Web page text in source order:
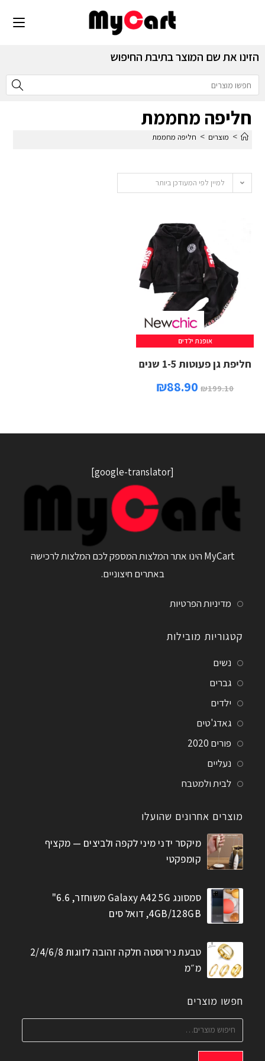
הזינו את שם המוצר בתיבת החיפוש
חליפה מחממת
> מוצרים > חליפה מחממת
למיין לפי המעודכן ביותר
אופנת ילדים
חליפת גן פעוטות 1-5 שנים
₪199.10
₪88.90
[google-translator]
MyCart הינו אתר המלצות המספק לכם המלצות לרכישה
באתרים חיצוניים.
מדיניות הפרטיות
קטגוריות מובילות
נשים
גברים
ילדים
גאדג'טים
פורים 2020
נעליים
לבית ולמטבח
מוצרים אחרונים שהועלו
מיקסר ידני מיני לקפה ולביצים — מקציף
קומפקטי
סמסונג Galaxy A42 5G משוחזר, 6.6"
4GB/128GB, דואל סים
טבעת נירוסטה חלקה זהובה לזוגות 2/4/6/8
מ״מ
חפשו מוצרים